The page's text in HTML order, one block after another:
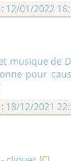
12/01/2022
et musique
pour
18/12/2021